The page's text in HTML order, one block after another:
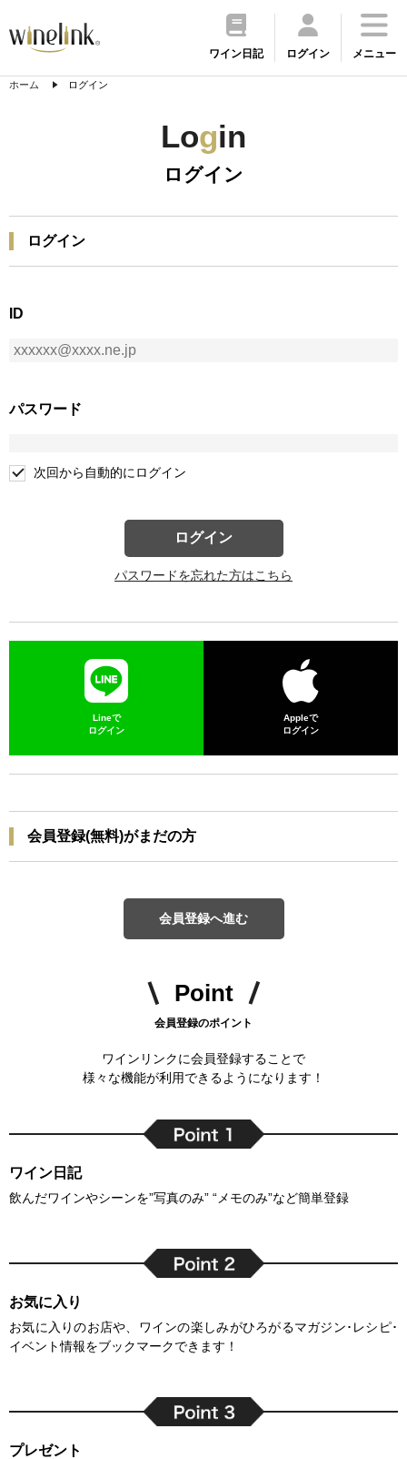
ワイン日記 ログイン メニュー
ホーム ログイン
Login
ログイン
ログイン
ID
パスワード
次回から自動的にログイン
ログイン
パスワードを忘れた方はこちら
Lineで
ログイン
Appleで
ログイン
会員登録(無料)がまだの方
会員登録へ進む
Point
会員登録のポイント
ワインリンクに会員登録することで
様々な機能が利用できるようになります！
ワイン日記
飲んだワインやシーンを”写真のみ” “メモのみ”など簡単登録
お気に入り
お気に入りのお店や、ワインの楽しみがひろがるマガジン･レシピ･
イベント情報をブックマークできます！
プレゼント